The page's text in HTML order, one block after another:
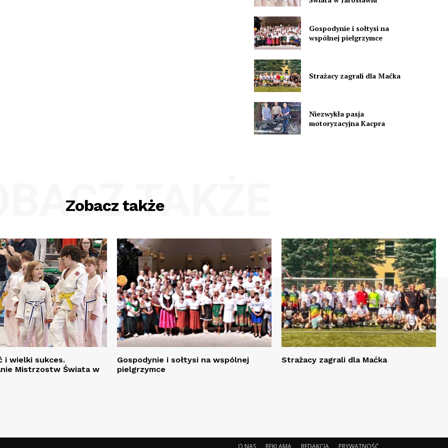
Gospodynie i sołtysi na
wspólnej pielgrzymce
Strażacy zagrali dla Maćka
Niezwykła pasja
motoryzacyjna Kacpra
Zobacz takżeTAKŻE
i wielki sukces.
Mistrzostw Świata w
Gospodynie i sołtysi na wspólnej
pielgrzymce
Strażacy zagrali dla Maćka
O NAS REKLAMA REDAKCJA PRYWATNOŚĆ